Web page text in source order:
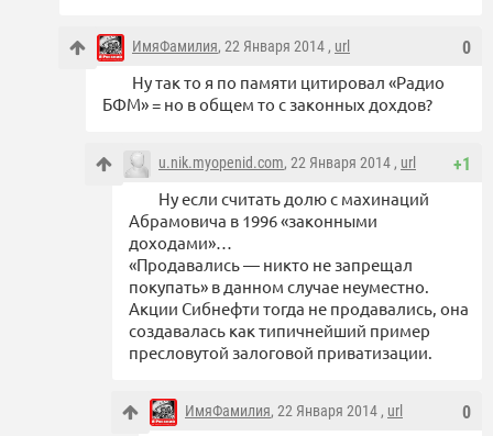
0
ИмяФамилия, 22 Января 2014 , url
Ну так то я по памяти цитировал «Радио
БФМ» = но в общем то с законных дохдов?
+1
u.nik.myopenid.com, 22 Января 2014 , url
Ну если считать долю с махинаций
Абрамовича в 1996 «законными
доходами»…
«Продавались — никто не запрещал
покупать» в данном случае неуместно.
Акции Сибнефти тогда не продавались, она
создавалась как типичнейший пример
пресловутой залоговой приватизации.
0
ИмяФамилия, 22 Января 2014 , url